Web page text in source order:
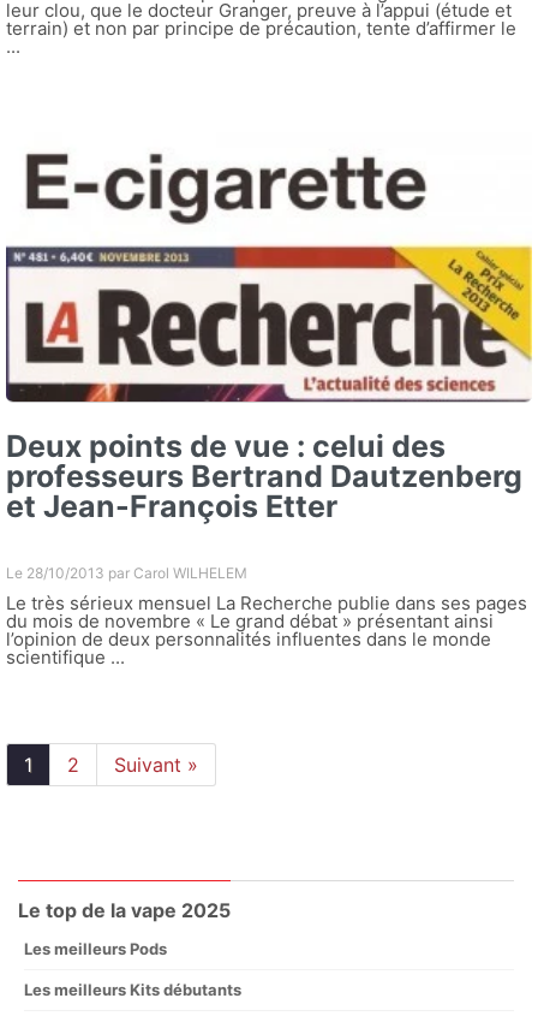
leur clou, que le docteur Granger, preuve à l’appui (étude et
terrain) et non par principe de précaution, tente d’affirmer le
...
Deux points de vue : celui des
professeurs Bertrand Dautzenberg
et Jean-François Etter
Le 28/10/2013 par Carol WILHELEM
Le très sérieux mensuel La Recherche publie dans ses pages
du mois de novembre « Le grand débat » présentant ainsi
l’opinion de deux personnalités influentes dans le monde
scientifique ...
1 2 Suivant »
Le top de la vape 2025
Les meilleurs Pods
Les meilleurs Kits débutants